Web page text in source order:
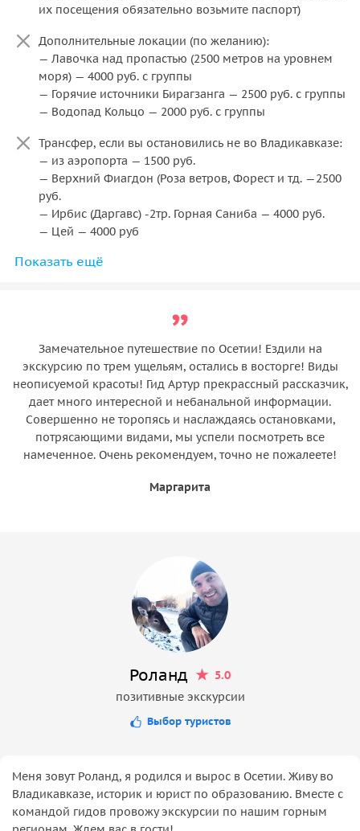
их посещения обязательно возьмите паспорт)
Дополнительные локации (по желанию):
— Лавочка над пропастью (2500 метров на уровнем
моря) — 4000 руб. с группы
— Горячие источники Бирагзанга — 2500 руб. с группы
— Водопад Кольцо — 2000 руб. с группы
Трансфер, если вы остановились не во Владикавказе:
— из аэропорта — 1500 руб.
— Верхний Фиагдон (Роза ветров, Форест и тд. —2500
руб.
— Ирбис (Даргавс) -2тр. Горная Саниба — 4000 руб.
— Цей — 4000 руб
Также в наличии за доп. плату есть автомобили выше
Показать ещё
Замечательное путешествие по Осетии! Ездили на
экскурсию по трем ущельям, остались в восторге! Виды
неописуемой красоты! Гид Артур прекрассный рассказчик,
дает много интересной и небанальной информации.
Совершенно не торопясь и наслаждаясь остановками,
потрясающими видами, мы успели посмотреть все
намеченное. Очень рекомендуем, точно не пожалеете!
Маргарита
Роланд
5.0
позитивные экскурсии
Выбор туристов
Меня зовут Роланд, я родился и вырос в Осетии. Живу во
Владикавказе, историк и юрист по образованию. Вместе с
командой гидов провожу экскурсии по нашим горным